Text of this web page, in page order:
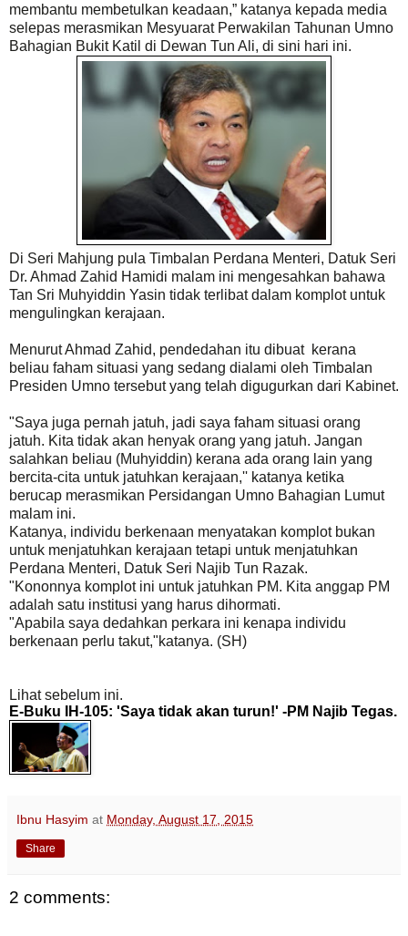
membantu membetulkan keadaan,” katanya kepada media
selepas merasmikan Mesyuarat Perwakilan Tahunan Umno
Bahagian Bukit Katil di Dewan Tun Ali, di sini hari ini.
Di Seri Mahjung pula Timbalan Perdana Menteri, Datuk Seri
Dr. Ahmad Zahid Hamidi malam ini mengesahkan bahawa
Tan Sri Muhyiddin Yasin tidak terlibat dalam komplot untuk
mengulingkan kerajaan.
Menurut Ahmad Zahid, pendedahan itu dibuat kerana
beliau faham situasi yang sedang dialami oleh Timbalan
Presiden Umno tersebut yang telah digugurkan dari Kabinet.
"Saya juga pernah jatuh, jadi saya faham situasi orang
jatuh. Kita tidak akan henyak orang yang jatuh. Jangan
salahkan beliau (Muhyiddin) kerana ada orang lain yang
bercita-cita untuk jatuhkan kerajaan,'' katanya ketika
berucap merasmikan Persidangan Umno Bahagian Lumut
malam ini.
Katanya, individu berkenaan menyatakan komplot bukan
untuk menjatuhkan kerajaan tetapi untuk menjatuhkan
Perdana Menteri, Datuk Seri Najib Tun Razak.‎
"Kononnya komplot ini untuk jatuhkan PM. Kita anggap PM
adalah satu institusi yang harus dihormati.
"Apabila saya dedahkan perkara ini kenapa individu
berkenaan perlu takut,"katanya. (SH)
Lihat sebelum ini.
E-Buku IH-105: 'Saya tidak akan turun!' -PM Najib Tegas.
Ibnu Hasyim at Monday, August 17, 2015
Share
2 comments: